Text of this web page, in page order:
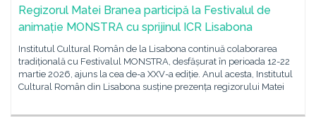
Regizorul Matei Branea participă la Festivalul de
animație MONSTRA cu sprijinul ICR Lisabona
Institutul Cultural Român de la Lisabona continuă colaborarea
tradițională cu Festivalul MONSTRA, desfășurat în perioada 12-22
martie 2026, ajuns la cea de-a XXV-a ediție. Anul acesta, Institutul
Cultural Român din Lisabona susține prezența regizorului Matei